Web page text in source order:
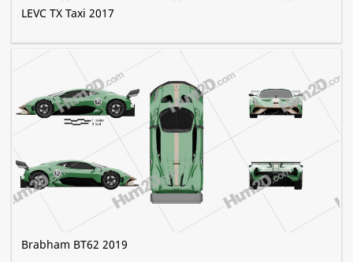
LEVC TX Taxi 2017
Brabham BT62 2019